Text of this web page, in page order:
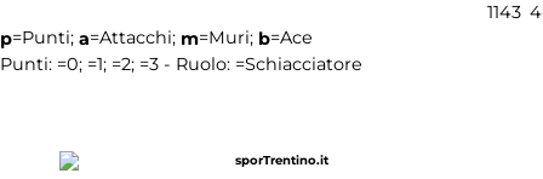
1143 4
p=Punti; a=Attacchi; m=Muri; b=Ace
Punti: =0; =1; =2; =3 - Ruolo: =Schiacciatore